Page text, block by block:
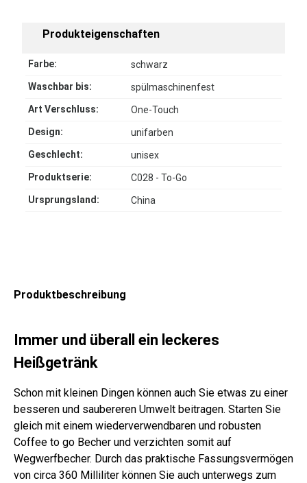
Produkteigenschaften
Farbe:
schwarz
Waschbar bis:
spülmaschinenfest
Art Verschluss:
One-Touch
Design:
unifarben
Geschlecht:
unisex
Produktserie:
C028 - To-Go
Ursprungsland:
China
Produktbeschreibung
Immer und überall ein leckeres
Heißgetränk
Schon mit kleinen Dingen können auch Sie etwas zu einer
besseren und saubereren Umwelt beitragen. Starten Sie
gleich mit einem wiederverwendbaren und robusten
Coffee to go Becher und verzichten somit auf
Wegwerfbecher. Durch das praktische Fassungsvermögen
von circa 360 Milliliter können Sie auch unterwegs zum